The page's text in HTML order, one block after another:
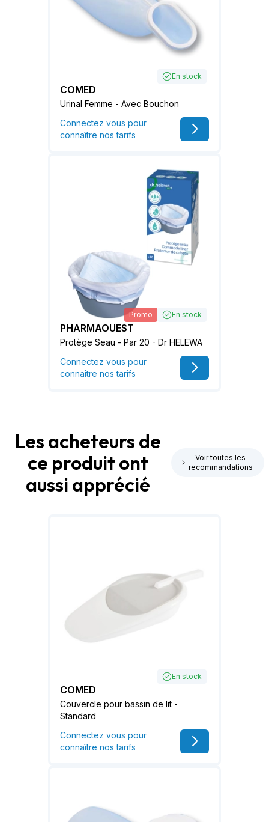
En stock
COMED
Urinal Femme - Avec Bouchon
Connectez vous pour
connaître nos tarifs
Promo En stock
PHARMAOUEST
Protège Seau - Par 20 - Dr HELEWA
Connectez vous pour
connaître nos tarifs
Les acheteurs de
ce produit ont
aussi apprécié
Voir toutes les
recommandations
En stock
COMED
Couvercle pour bassin de lit -
Standard
Connectez vous pour
connaître nos tarifs